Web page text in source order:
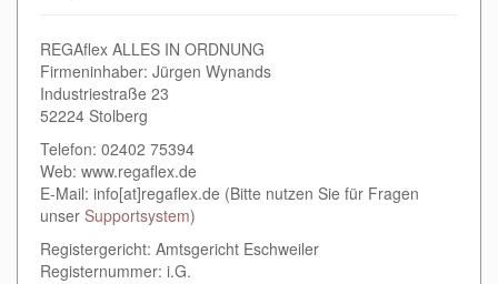
REGAflex ALLES IN ORDNUNG
Firmeninhaber: Jürgen Wynands
Industriestraße 23
52224 Stolberg
Telefon: 02402 75394
Web: www.regaflex.de
E-Mail: info[at]regaflex.de (Bitte nutzen Sie für Fragen
unser Supportsystem)
Registergericht: Amtsgericht Eschweiler
Registernummer: i.G.